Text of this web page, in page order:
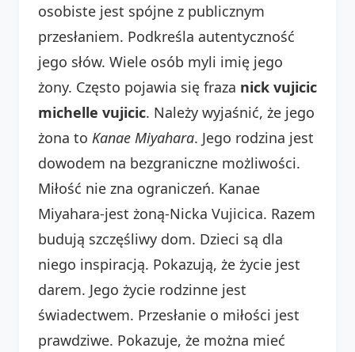
osobiste jest spójne z publicznym
przesłaniem. Podkreśla autentyczność
jego słów. Wiele osób myli imię jego
żony. Często pojawia się fraza nick vujicic
michelle vujicic. Należy wyjaśnić, że jego
żona to Kanae Miyahara. Jego rodzina jest
dowodem na bezgraniczne możliwości.
Miłość nie zna ograniczeń. Kanae
Miyahara-jest żoną-Nicka Vujicica. Razem
budują szczęśliwy dom. Dzieci są dla
niego inspiracją. Pokazują, że życie jest
darem. Jego życie rodzinne jest
świadectwem. Przesłanie o miłości jest
prawdziwe. Pokazuje, że można mieć